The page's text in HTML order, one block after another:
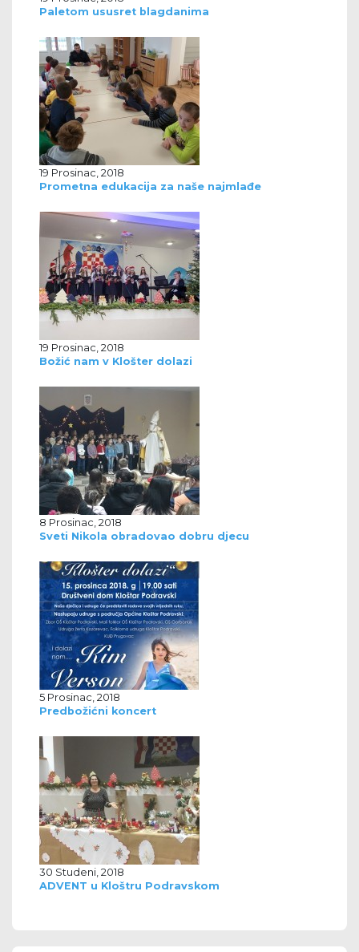
Paletom ususret blagdanima
19 Prosinac, 2018
Prometna edukacija za naše najmlađe
19 Prosinac, 2018
Božić nam v Klošter dolazi
8 Prosinac, 2018
Sveti Nikola obradovao dobru djecu
5 Prosinac, 2018
Predbožićni koncert
30 Studeni, 2018
ADVENT u Kloštru Podravskom